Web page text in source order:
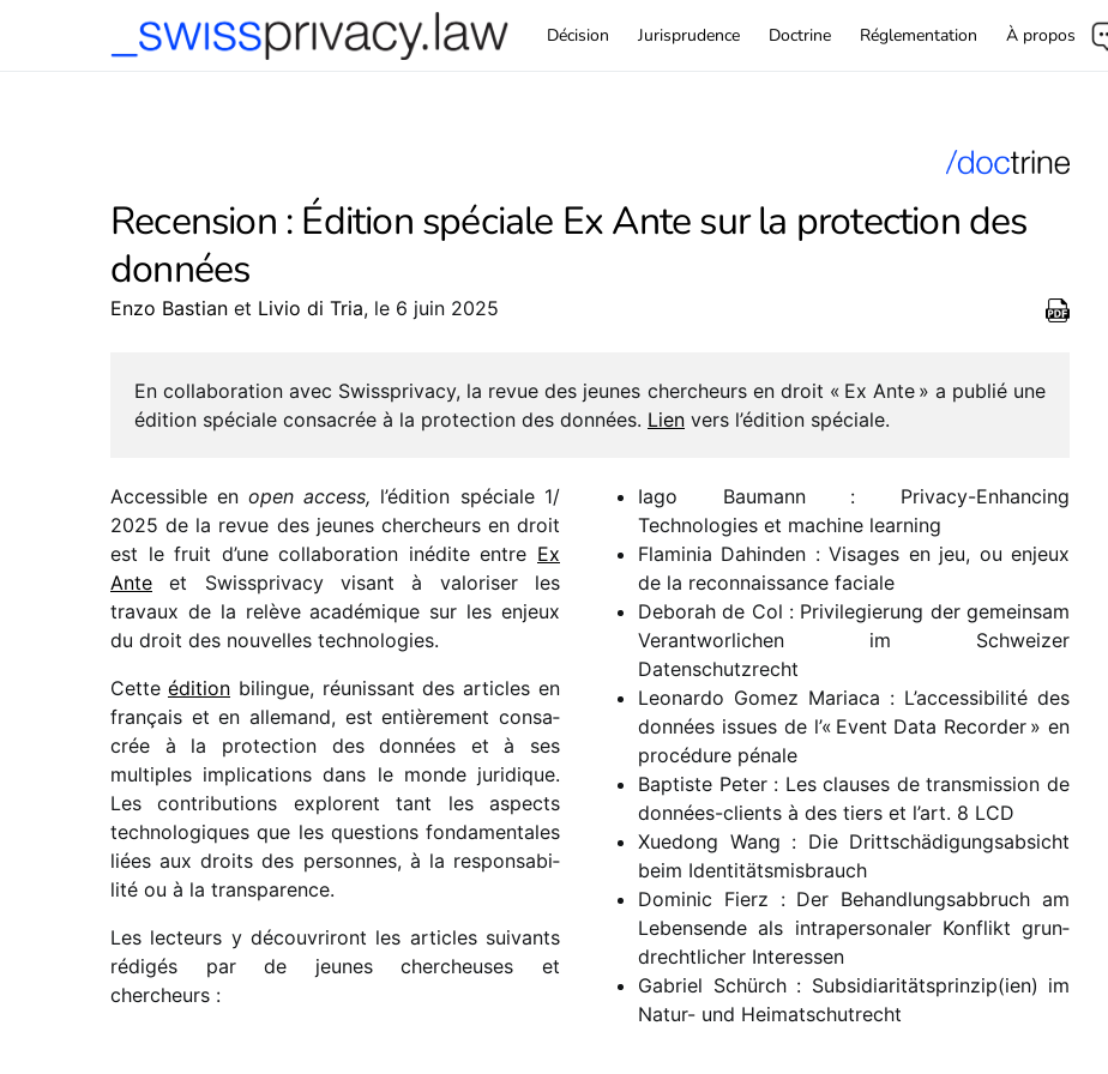
Décision Jurisprudence Doctrine Réglementation À propos
Recension : Édition spéciale Ex Ante sur la protection des
données
Enzo Bastian et Livio di Tria, le 6 juin 2025
En colla­bo­ra­tion avec Swissprivacy, la revue des jeunes cher­cheurs en droit « Ex Ante » a publié une
édition spéciale consa­crée à la protec­tion des données. Lien vers l’édition spéciale.
Accessible en open access, l’édition spéciale 1/​
2025 de la revue des jeunes cher­cheurs en droit
est le fruit d’une colla­bo­ra­tion inédite entre Ex
Ante et Swissprivacy visant à valo­ri­ser les
travaux de la relève acadé­mique sur les enjeux
du droit des nouvelles technologies.
Cette édition bilingue, réunis­sant des articles en
fran­çais et en alle­mand, est entiè­re­ment consa­
crée à la protec­tion des données et à ses
multiples impli­ca­tions dans le monde juri­dique.
Les contri­bu­tions explorent tant les aspects
tech­no­lo­giques que les ques­tions fonda­men­tales
liées aux droits des personnes, à la respon­sa­bi­
lité ou à la transparence.
Les lecteurs y décou­vri­ront les articles suivants
rédi­gés par de jeunes cher­cheuses et
chercheurs :
Iago Baumann : Privacy-Enhancing
Technologies et machine learning
Flaminia Dahinden : Visages en jeu, ou enjeux
de la recon­nais­sance faciale
Deborah de Col : Privilegierung der gemein­sam
Verantworlichen im Schweizer
Datenschutzrecht
Leonardo Gomez Mariaca : L’accessibilité des
données issues de l’« Event Data Recorder » en
procé­dure pénale
Baptiste Peter : Les clauses de trans­mis­sion de
données-clients à des tiers et l’art. 8 LCD
Xuedong Wang : Die Drittschädigungsabsicht
beim Identitätsmisbrauch
Dominic Fierz : Der Behandlungsabbruch am
Lebensende als intra­per­so­na­ler Konflikt grun­
drecht­li­cher Interessen
Gabriel Schürch : Subsidiaritätsprinzip(ien) im
Natur- und Heimatschutrecht